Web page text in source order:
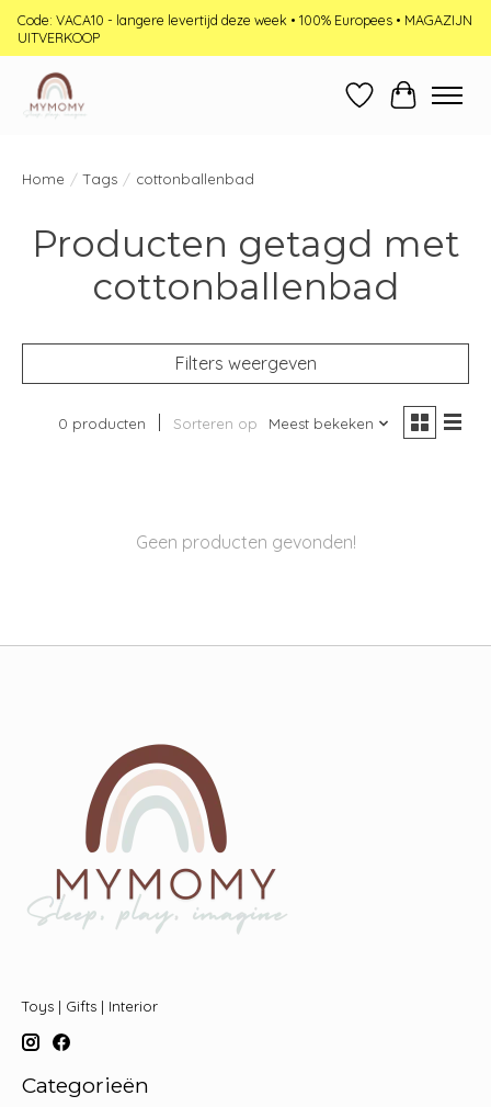
Code: VACA10 - langere levertijd deze week • 100% Europees • MAGAZIJN
UITVERKOOP
Verlanglijst
Home / Tags / cottonballenbad
Producten getagd met
cottonballenbad
Filters weergeven
0 producten Sorteren op Meest bekeken
Geen producten gevonden!
Toys | Gifts | Interior
Categorieën